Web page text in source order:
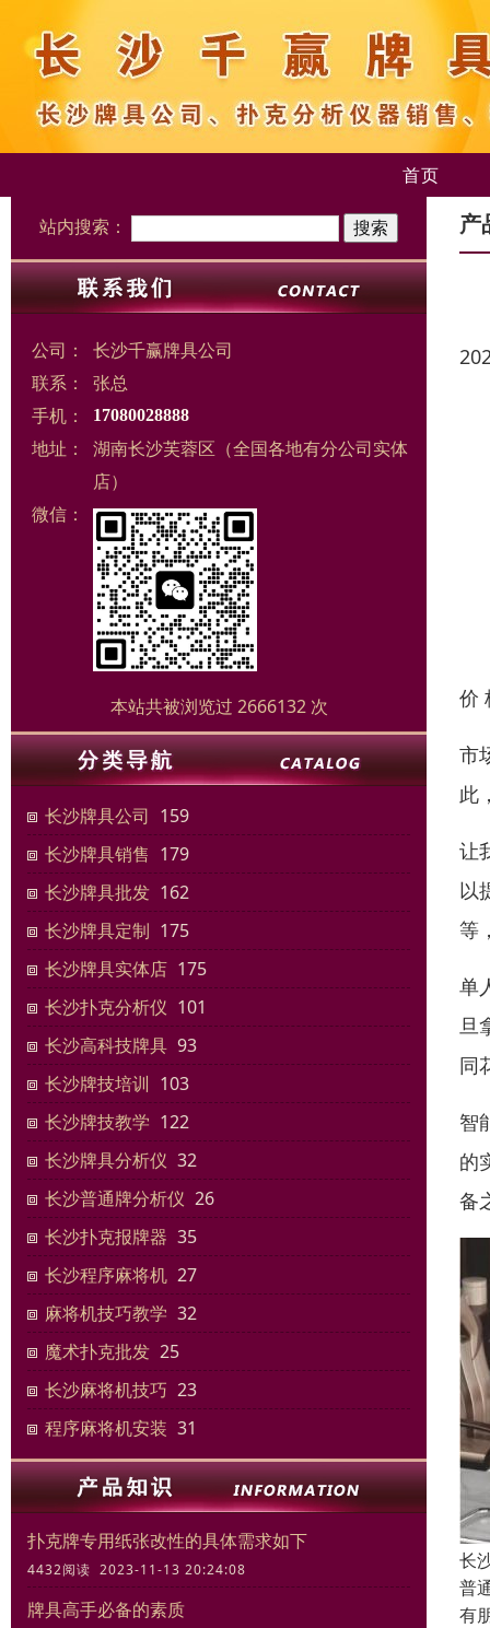
首页
站内搜索：
公司：
长沙千赢牌具公司
联系：
张总
手机：
17080028888
地址：
湖南长沙芙蓉区（全国各地有分公司实体
店）
微信：
本站共被浏览过 2666132 次
长沙牌具公司 159
长沙牌具销售 179
长沙牌具批发 162
长沙牌具定制 175
长沙牌具实体店 175
长沙扑克分析仪 101
长沙高科技牌具 93
长沙牌技培训 103
长沙牌技教学 122
长沙牌具分析仪 32
长沙普通牌分析仪 26
长沙扑克报牌器 35
长沙程序麻将机 27
麻将机技巧教学 32
魔术扑克批发 25
长沙麻将机技巧 23
程序麻将机安装 31
扑克牌专用纸张改性的具体需求如下
4432阅读 2023-11-13 20:24:08
牌具高手必备的素质
产
价
市
此
让
以
等
单
旦
同
智
的
备
长
普
有